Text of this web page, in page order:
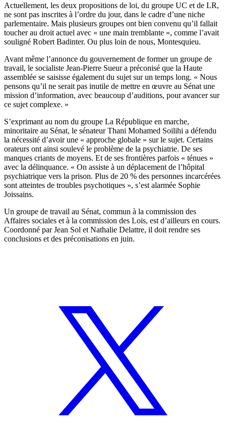
Actuellement, les deux propositions de loi, du groupe UC et de LR,
ne sont pas inscrites à l’ordre du jour, dans le cadre d’une niche
parlementaire. Mais plusieurs groupes ont bien convenu qu’il fallait
toucher au droit actuel avec « une main tremblante », comme l’avait
souligné Robert Badinter. Ou plus loin de nous, Montesquieu.
Avant même l’annonce du gouvernement de former un groupe de
travail, le socialiste Jean-Pierre Sueur a préconisé que la Haute
assemblée se saisisse également du sujet sur un temps long. « Nous
pensons qu’il ne serait pas inutile de mettre en œuvre au Sénat une
mission d’information, avec beaucoup d’auditions, pour avancer sur
ce sujet complexe. »
S’exprimant au nom du groupe La République en marche,
minoritaire au Sénat, le sénateur Thani Mohamed Soilihi a défendu
la nécessité d’avoir une « approche globale » sur le sujet. Certains
orateurs ont ainsi soulevé le problème de la psychiatrie. De ses
manques criants de moyens. Et de ses frontières parfois « ténues »
avec la délinquance. « On assiste à un déplacement de l’hôpital
psychiatrique vers la prison. Plus de 20 % des personnes incarcérées
sont atteintes de troubles psychotiques », s’est alarmée Sophie
Joissains.
Un groupe de travail au Sénat, commun à la commission des
Affaires sociales et à la commission des Lois, est d’ailleurs en cours.
Coordonné par Jean Sol et Nathalie Delattre, il doit rendre ses
conclusions et des préconisations en juin.